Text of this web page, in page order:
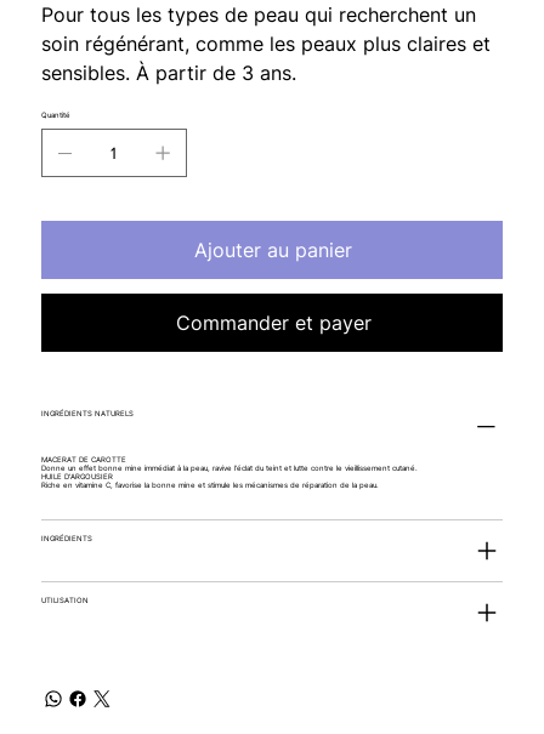
Pour tous les types de peau qui recherchent un
soin régénérant, comme les peaux plus claires et
sensibles. À partir de 3 ans.
Quantité
Ajouter au panier
Commander et payer
INGRÉDIENTS NATURELS
MACERAT DE CAROTTE
Donne un effet bonne mine immédiat à la peau, ravive l’éclat du teint et lutte contre le vieillissement cutané.
HUILE D'ARGOUSIER
Riche en vitamine C, favorise la bonne mine et stimule les mécanismes de réparation de la peau.
INGRÉDIENTS
UTILISATION